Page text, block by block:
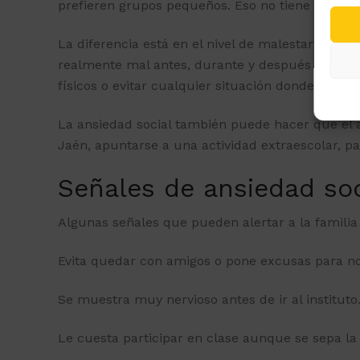
prefieren grupos pequeños. Eso no tiene por
La diferencia está en el nivel de malestar y en
realmente mal antes, durante y después de la
físicos o evitar cualquier situación donde crea
La ansiedad social también puede hacer que
Jaén, apuntarse a una actividad extraescolar,
Señales de ansiedad
Algunas señales que pueden alertar a la familia
Evita quedar con amigos o pone excusas para
Se muestra muy nervioso antes de ir al instituto.
Le cuesta participar en clase aunque se sepa la